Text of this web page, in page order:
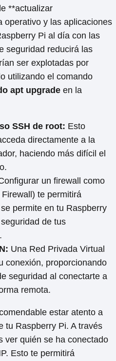
**actualizar
operativo y las aplicaciones
Pi al día con las
seguridad reducirá las
ser explotadas por
utilizando el comando
apt upgrade en la
SSH de root: Esto
directamente a la
haciendo más difícil el
un firewall como
te permitirá
permite en tu Raspberry
de tus
Una Red Privada Virtual
conexión, proporcionando
seguridad al conectarte a
remota.
estar atento a
tu Raspberry Pi. A través
ver quién se ha conectado
Esto te permitirá